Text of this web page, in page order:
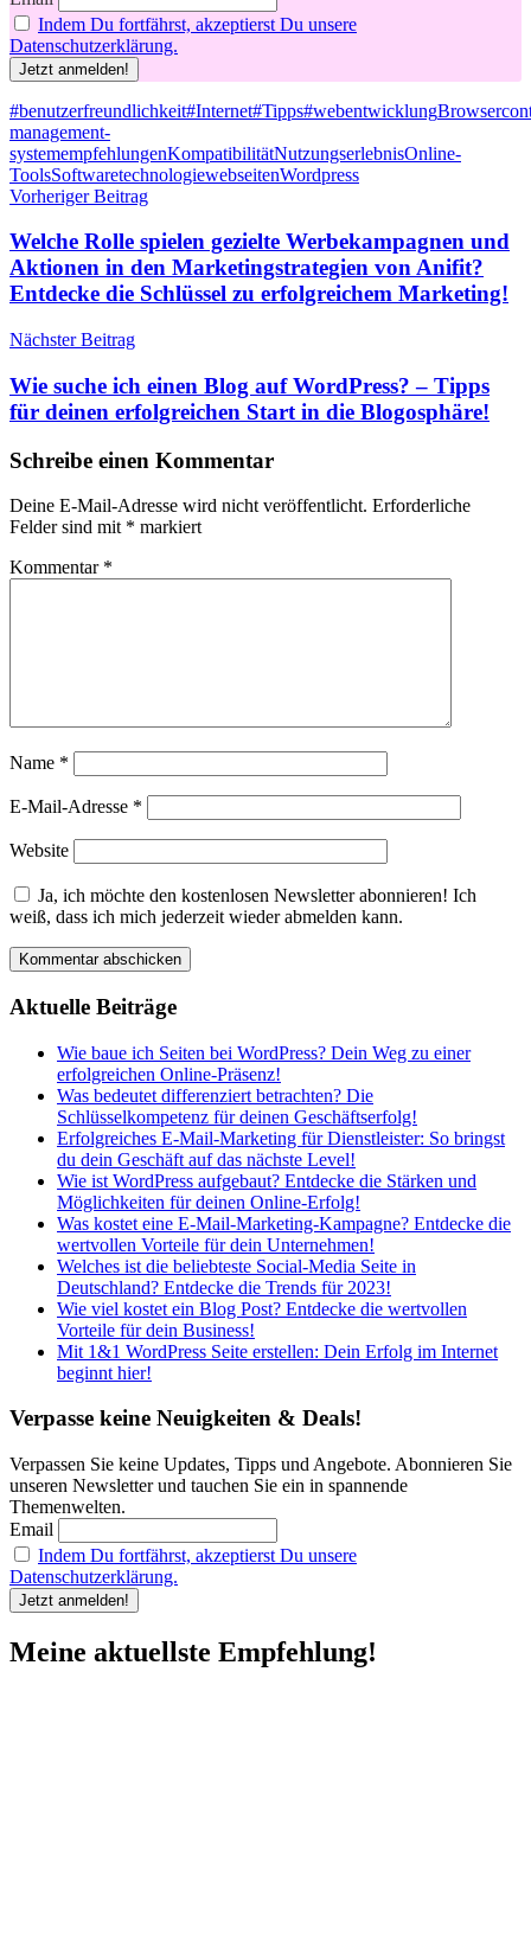
Indem Du fortfährst, akzeptierst Du unsere
Datenschutzerklärung.
Schlagwörter
#benutzerfreundlichkeit#Internet#Tipps#webentwicklungBrowser
management-
systemempfehlungenKompatibilitätNutzungserlebnisOnline-
ToolsSoftwaretechnologiewebseitenWordpress
Beitragsnavigation
Vorheriger Beitrag
Welche Rolle spielen gezielte Werbekampagnen und
Aktionen in den Marketingstrategien von Anifit?
Entdecke die Schlüssel zu erfolgreichem Marketing!
Nächster Beitrag
Wie suche ich einen Blog auf WordPress? – Tipps
für deinen erfolgreichen Start in die Blogosphäre!
Schreibe einen Kommentar
Deine E-Mail-Adresse wird nicht veröffentlicht. Erforderliche
Felder sind mit * markiert
Kommentar *
Name *
E-Mail-Adresse *
Website
Ja, ich möchte den kostenlosen Newsletter abonnieren! Ich
weiß, dass ich mich jederzeit wieder abmelden kann.
Aktuelle Beiträge
Wie baue ich Seiten bei WordPress? Dein Weg zu einer
erfolgreichen Online-Präsenz!
Was bedeutet differenziert betrachten? Die
Schlüsselkompetenz für deinen Geschäftserfolg!
Erfolgreiches E-Mail-Marketing für Dienstleister: So bringst
du dein Geschäft auf das nächste Level!
Wie ist WordPress aufgebaut? Entdecke die Stärken und
Möglichkeiten für deinen Online-Erfolg!
Was kostet eine E-Mail-Marketing-Kampagne? Entdecke die
wertvollen Vorteile für dein Unternehmen!
Welches ist die beliebteste Social-Media Seite in
Deutschland? Entdecke die Trends für 2023!
Wie viel kostet ein Blog Post? Entdecke die wertvollen
Vorteile für dein Business!
Mit 1&1 WordPress Seite erstellen: Dein Erfolg im Internet
beginnt hier!
Verpasse keine Neuigkeiten & Deals!
Verpassen Sie keine Updates, Tipps und Angebote. Abonnieren Sie
unseren Newsletter und tauchen Sie ein in spannende
Themenwelten.
Email
Indem Du fortfährst, akzeptierst Du unsere
Datenschutzerklärung.
Meine aktuellste Empfehlung!